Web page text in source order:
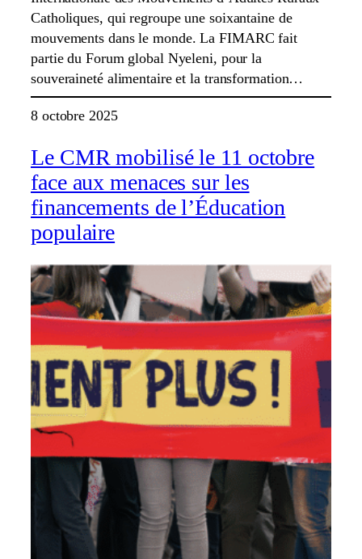
Catholiques, qui regroupe une soixantaine de
mouvements dans le monde. La FIMARC fait
partie du Forum global Nyeleni, pour la
souveraineté alimentaire et la transformation…
8 octobre 2025
Le CMR mobilisé le 11 octobre
face aux menaces sur les
financements de l’Éducation
populaire